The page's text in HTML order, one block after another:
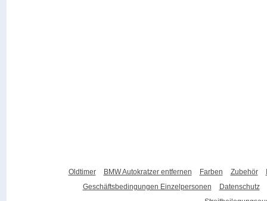
Oldtimer BMW Autokratzer entfernen Farben Zubehör
Geschäftsbedingungen Einzelpersonen
Datenschutz